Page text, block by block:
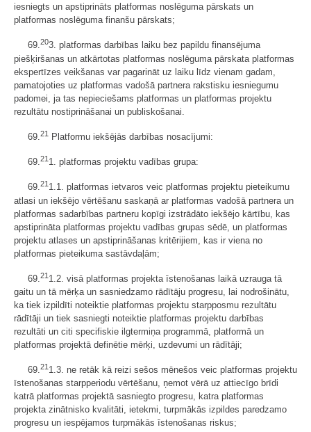
iesniegts un apstiprināts platformas noslēguma pārskats un
platformas noslēguma finanšu pārskats;
69.203. platformas darbības laiku bez papildu finansējuma
piešķiršanas un atkārtotas platformas noslēguma pārskata platformas
ekspertīzes veikšanas var pagarināt uz laiku līdz vienam gadam,
pamatojoties uz platformas vadošā partnera rakstisku iesniegumu
padomei, ja tas nepieciešams platformas un platformas projektu
rezultātu nostiprināšanai un publiskošanai.
69. 21 Platformu iekšējās darbības nosacījumi:
69.21 1. platformas projektu vadības grupa:
69.21 1.1. platformas ietvaros veic platformas projektu pieteikumu
atlasi un iekšējo vērtēšanu saskaņā ar platformas vadošā partnera un
platformas sadarbības partneru kopīgi izstrādāto iekšējo kārtību, kas
apstiprināta platformas projektu vadības grupas sēdē, un platformas
projektu atlases un apstiprināšanas kritērijiem, kas ir viena no
platformas pieteikuma sastāvdaļām;
69. 21 1.2. visā platformas projekta īstenošanas laikā uzrauga tā
gaitu un tā mērķa un sasniedzamo rādītāju progresu, lai nodrošinātu,
ka tiek izpildīti noteiktie platformas projektu starpposmu rezultātu
rādītāji un tiek sasniegti noteiktie platformas projektu darbības
rezultāti un citi specifiskie ilgtermiņa programmā, platformā un
platformas projektā definētie mērķi, uzdevumi un rādītāji;
69.21 1.3. ne retāk kā reizi sešos mēnešos veic platformas projektu
īstenošanas starpperiodu vērtēšanu, ņemot vērā uz attiecīgo brīdi
katrā platformas projektā sasniegto progresu, katra platformas
projekta zinātnisko kvalitāti, ietekmi, turpmākās izpildes paredzamo
progresu un iespējamos turpmākās īstenošanas riskus;